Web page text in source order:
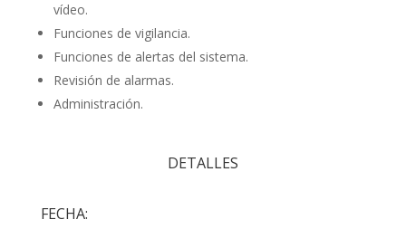
vídeo.
Funciones de vigilancia.
Funciones de alertas del sistema.
Revisión de alarmas.
Administración.
DETALLES
FECHA: